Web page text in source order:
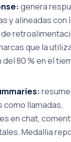
genera
y alineadas con
que la
80 % en el
llamadas,
en chat,
Medallia